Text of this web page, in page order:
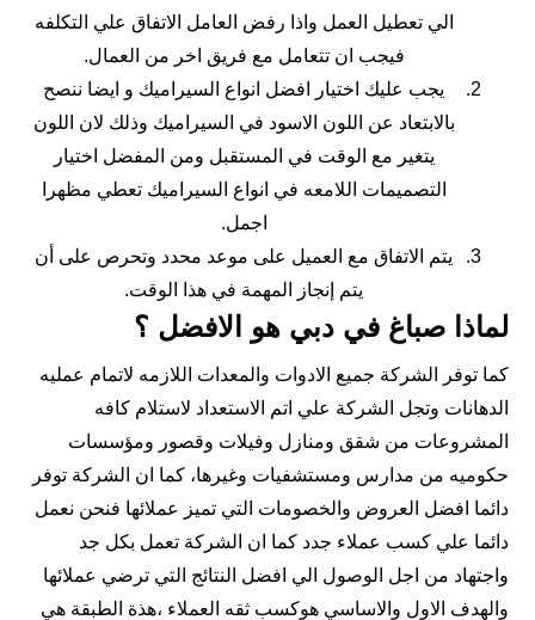
الي تعطيل العمل واذا رفض العامل الاتفاق علي التكلفه
فيجب ان تتعامل مع فريق اخر من العمال.
يجب عليك اختيار افضل انواع السيراميك و ايضا ننصح
بالابتعاد عن اللون الاسود في السيراميك وذلك لان اللون
يتغير مع الوقت في المستقبل ومن المفضل اختيار
التصميمات اللامعه في انواع السيراميك تعطي مظهرا
اجمل.
يتم الاتفاق مع العميل على موعد محدد وتحرص على أن
يتم إنجاز المهمة في هذا الوقت.
لماذا صباغ في دبي هو الافضل ؟
كما توفر الشركة جميع الادوات والمعدات اللازمه لاتمام عمليه
الدهانات وتجل الشركة علي اتم الاستعداد لاستلام كافه
المشروعات من شقق ومنازل وفيلات وقصور ومؤسسات
حكوميه من مدارس ومستشفيات وغيرها، كما ان الشركة توفر
دائما افضل العروض والخصومات التي تميز عملائها فنحن نعمل
دائما علي كسب عملاء جدد كما ان الشركة تعمل بكل جد
واجتهاد من اجل الوصول الي افضل النتائج التي ترضي عملائها
والهدف الاول والاساسي هوكسب ثقه العملاء ،هذة الطبقة هي